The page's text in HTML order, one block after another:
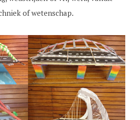
of wetenschap.